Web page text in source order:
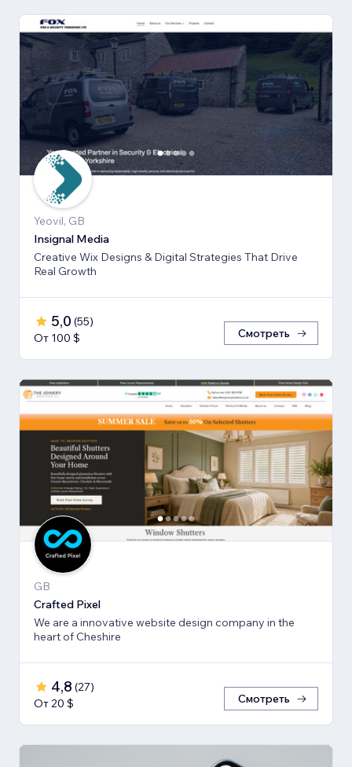
Yeovil, GB
Insignal Media
Creative Wix Designs & Digital Strategies That Drive
Real Growth
5,0 (55)
От 100 $
Смотреть
GB
Crafted Pixel
We are a innovative website design company in the
heart of Cheshire
4,8 (27)
От 20 $
Смотреть